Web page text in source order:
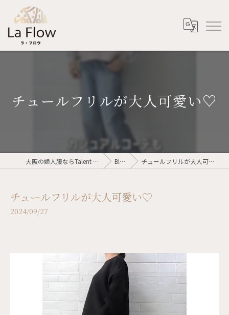
チュールフリルが大人可愛い♡
大阪の婦人服ならTalent voler Blog チュールフリルが大人可愛い♡
チュールフリルが大人可愛い♡
2024/09/27